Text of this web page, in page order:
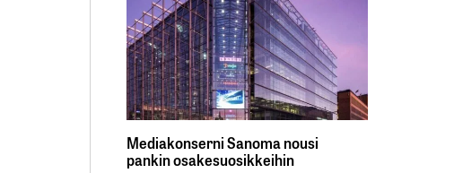
Mediakonserni Sanoma nousi
pankin osakesuosikkeihin